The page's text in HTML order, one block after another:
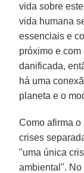
vida sobre
vida humana
essenciais e
próximo e
danificada,
há uma
planeta e o
Como afirma o
crises
"uma única
ambiental". No